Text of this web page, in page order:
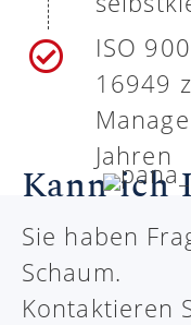
ISO
16949
Jahren
Kann ich
Sie haben
Schaum.
Kontaktieren